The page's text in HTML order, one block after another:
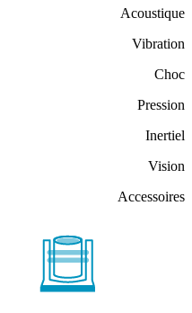
Acoustique
Vibration
Choc
Pression
Inertiel
Vision
Accessoires